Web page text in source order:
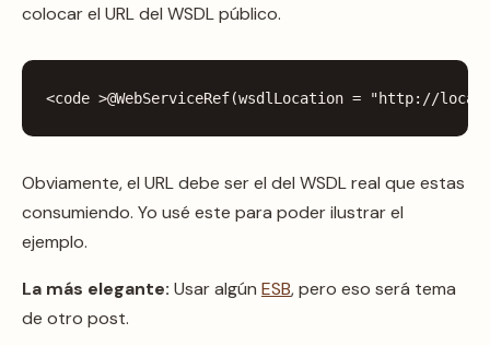
colocar el URL del WSDL público.
<code >@WebServiceRef(wsdlLocation = "http://
Obviamente, el URL debe ser el del WSDL real que estas
consumiendo. Yo usé este para poder ilustrar el
ejemplo.
La más elegante: Usar algún ESB, pero eso será tema
de otro post.